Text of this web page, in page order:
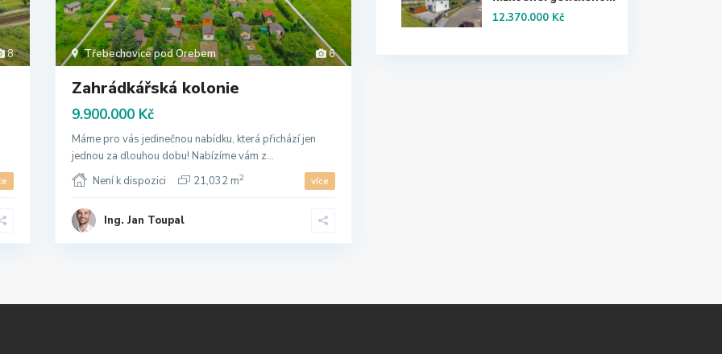
8 6
Třebechovice pod Orebem
Zahrádkářská kolonie
9.900.000 Kč
Máme pro vás jedinečnou nabídku, která přichází jen
jednou za dlouhou dobu! Nabízíme vám z...
Není k dispozici
21,032 m2 více
Ing. Jan Toupal
12.370.000 Kč